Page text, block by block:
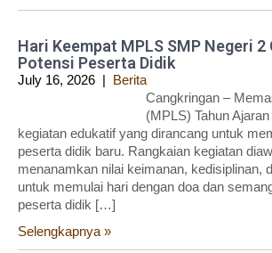
Hari Keempat MPLS SMP Negeri
Potensi Peserta Didik
July 16, 2026 | Berita
Cangkringan –
(MPLS) Tahun
kegiatan edukatif yang dirancang untuk
peserta didik baru. Rangkaian kegiatan
menanamkan nilai keimanan, kedisiplinan,
untuk memulai hari dengan doa dan
peserta didik […]
Selengkapnya »